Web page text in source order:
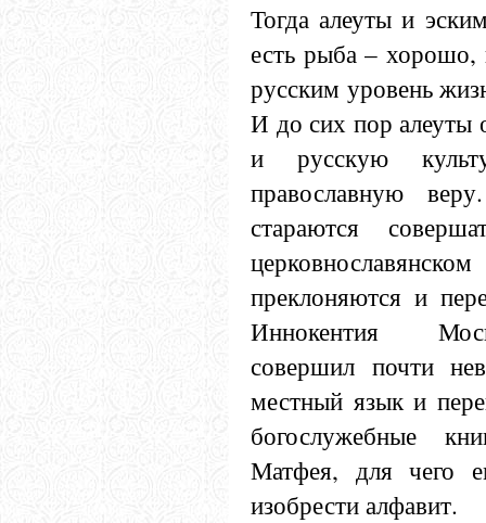
Тогда алеуты и
есть рыба – хорошо,
русским уровень
И до сих пор алеуты
и русскую
православную
стараются
преклоняются и
Иннокентия
совершил почти
местный язык и
богослужебные
Матфея, для чего
изобрести алфавит.